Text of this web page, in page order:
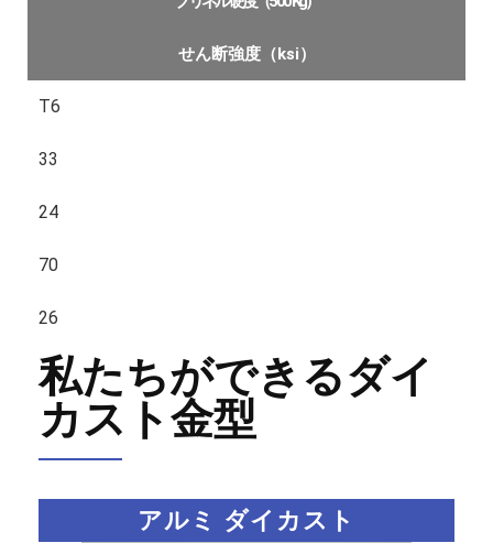
せん断強度（ksi）
T6
33
24
70
26
私たちができるダイ
カスト金型
アルミ ダイカスト